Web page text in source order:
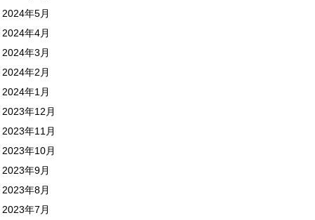
2024年5月
2024年4月
2024年3月
2024年2月
2024年1月
2023年12月
2023年11月
2023年10月
2023年9月
2023年8月
2023年7月